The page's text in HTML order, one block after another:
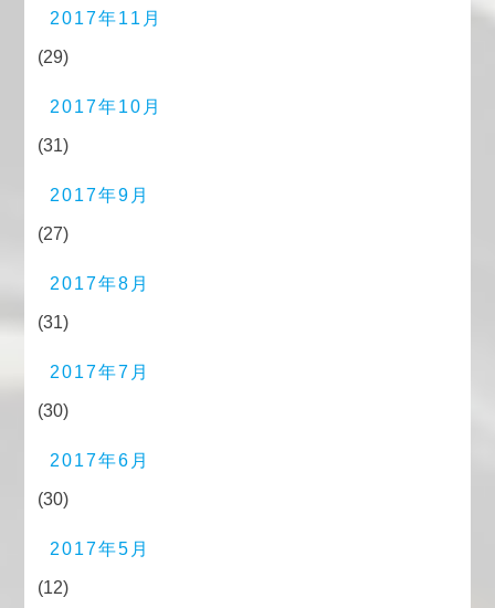
2017年11月
(29)
2017年10月
(31)
2017年9月
(27)
2017年8月
(31)
2017年7月
(30)
2017年6月
(30)
2017年5月
(12)